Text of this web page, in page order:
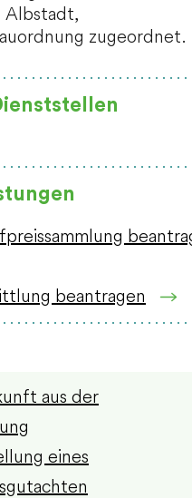
Albstadt,
zugeordnet.
beantragen
aus der
eines